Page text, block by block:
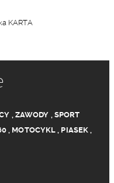
KARTA
, ZAWODY , SPORT
, MOTOCYKL , PIASEK ,